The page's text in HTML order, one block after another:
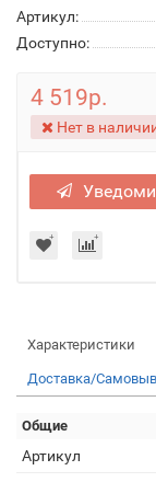
Артикул:
Доступно:
4 519р.
Нет в
Характеристики
Доставка/
Общие
Артикул